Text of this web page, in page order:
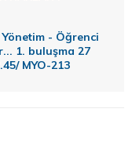
- Öğrenci
1. buluşma 27
MYO-213